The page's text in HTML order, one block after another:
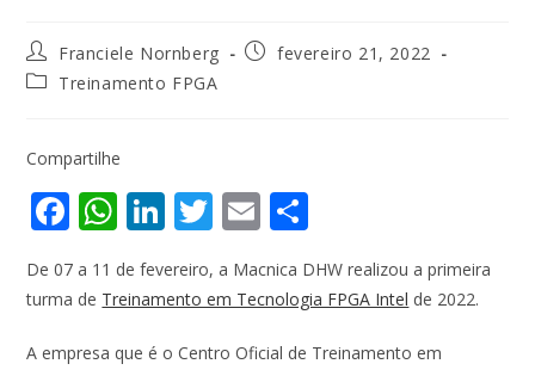
Franciele Nornberg
fevereiro 21, 2022
Treinamento FPGA
Compartilhe
F
e
W
h
at
s
Li
k
e
T
itt
er
E
ai
l
ar
e
De 07 a 11 de fevereiro, a Macnica DHW realizou a primeira
turma de Treinamento em Tecnologia FPGA Intel de 2022.
A empresa que é o Centro Oficial de Treinamento em